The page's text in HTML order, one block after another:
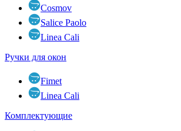
Cosmov
Salice Paolo
Linea Cali
Ручки для окон
Fimet
Linea Cali
Комплектующие